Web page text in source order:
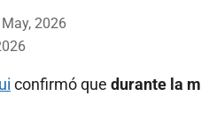
2026
confirmó que durante la